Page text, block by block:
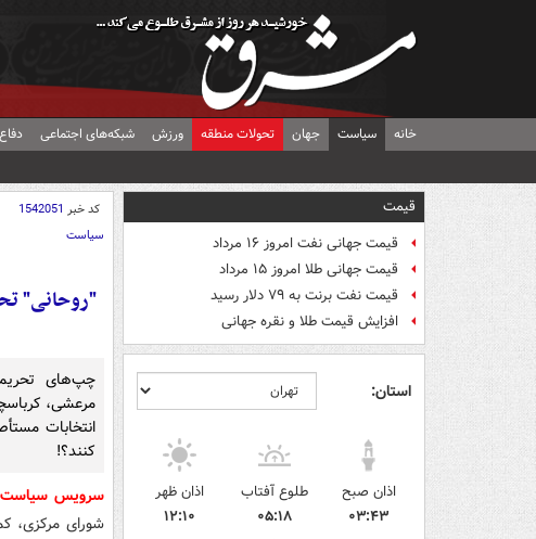
خانه سیاست جهان تحولات منطقه ورزش شبکه‌های اجتماعی
قیمت
قیمت جهانی نفت امروز ۱۶ مرداد
قیمت جهانی طلا امروز ۱۵ مرداد
قیمت نفت برنت به ۷۹ دلار رسید
افزایش قیمت طلا و نقره جهانی
استان:
اذان صبح
۰۳:۴۳
طلوع آفتاب
۰۵:۱۸
اذان ظهر
۱۲:۱۰
کد خبر 1542051
سیاست
"روحانی"
انتخابات
کنند؟!
سرویس
شورای مرکزی،